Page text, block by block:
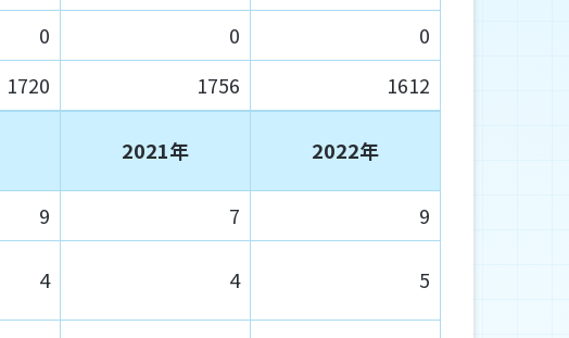
0 0
0
1720 1756
1612
2021年 2022年
9 7
9
4 4 5